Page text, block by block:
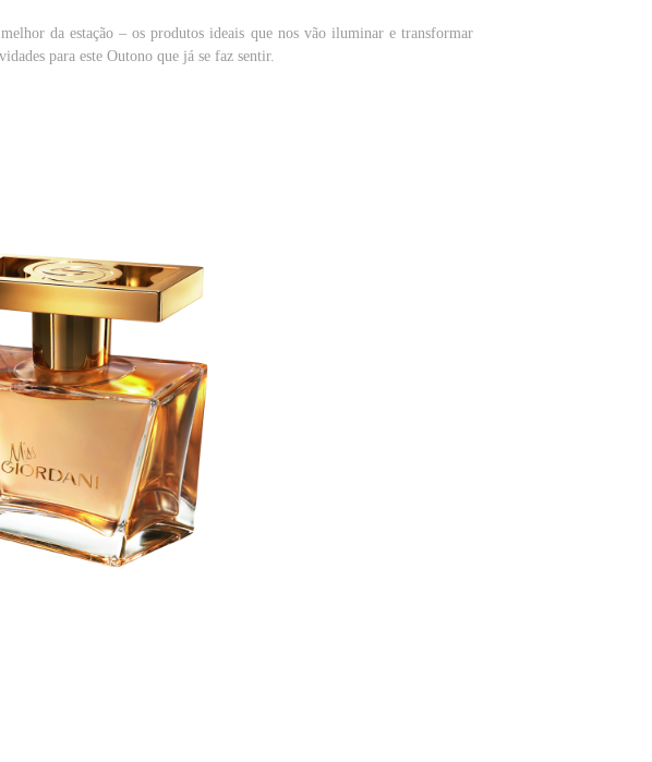
da estação – os produtos ideais que nos vão iluminar e transformar
para este Outono que já se faz sentir.